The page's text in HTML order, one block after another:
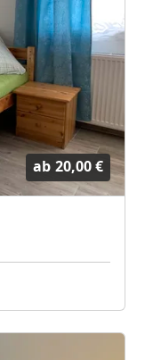
ab 20,00 €